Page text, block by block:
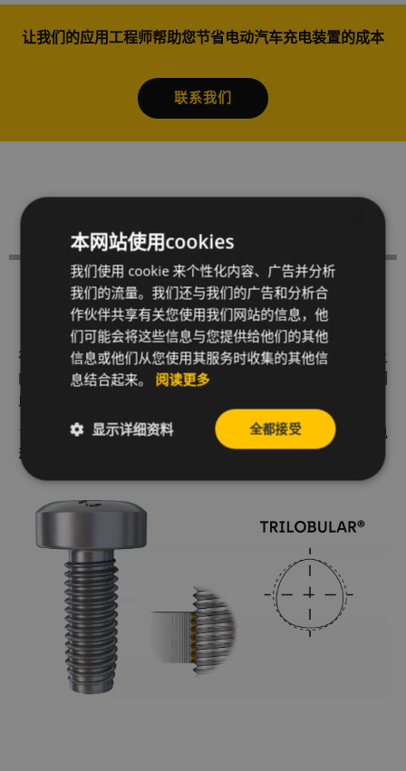
让我们的应用工程师帮助您节省电动汽车充电装置的成本
联系我们
电动汽车充电设备中的铝组件
在电动汽车充电设备中，有许多部件是组装在铝制外壳上
的。这些组件对于确保充电设备的电气性能至关重要，因
此，使用最佳组装方案是降低成本和提高竞争力的关键。
TAPTITE 2000®自攻螺钉提供紧固的机械连接，保证您的电
动汽车充电设备的电气性能，同时减少产品成本和重量。
本网站使用cookies
我们使用 cookie 来个性化内容、广告并分析
我们的流量。我们还与我们的广告和分析合
作伙伴共享有关您使用我们网站的信息，他
们可能会将这些信息与您提供给他们的其他
信息或他们从您使用其服务时收集的其他信
息结合起来。 阅读更多
全都接受
显示详细资料